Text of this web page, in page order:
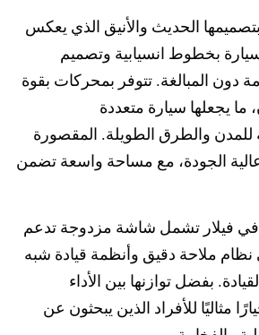
الحديث والأنيق الذي يعكس
بخطوط انسيابية وتصميم
دون المبالغة. تتوفر بمحركات بقوة
حصان، ما يجعلها سيارة متعددة
للمدن والطرق الطويلة. المقصورة
عالية الجودة، مع مساحة واسعة تضمن
في فيلار تشمل شاشة مزدوجة تدعم
نظام ملاحة دقيق وأنظمة قيادة شبه
بفضل توازنها بين الأداء
مثاليًا للأفراد الذين يبحثون عن